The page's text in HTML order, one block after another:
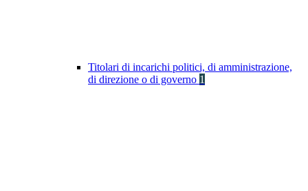
Titolari di incarichi politici, di amministrazione,
di direzione o di governo 1